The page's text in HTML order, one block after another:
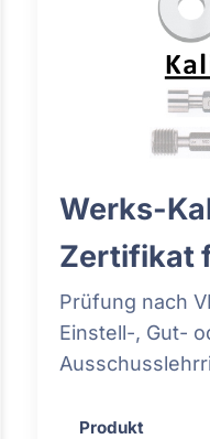
Werks-
Zertifikat
Prüfung nach
Einstell-, Gut-
Produkt